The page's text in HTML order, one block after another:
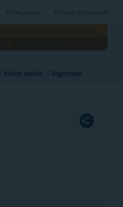
Fincas y casas Prensa e instituciones
rentabilidad con estrategias que funcionan.
Iniciar sesión | Regístrate